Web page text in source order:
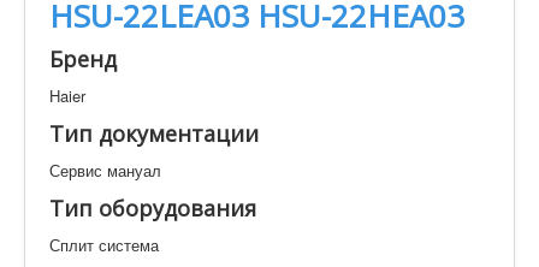
Монтаж
Сервисное обслуживание
Техническая документация
Статьи
HSU-22LEA03 HSU-22HEA03
Бренд
Haier
Тип документации
Сервис мануал
Тип оборудования
Сплит система